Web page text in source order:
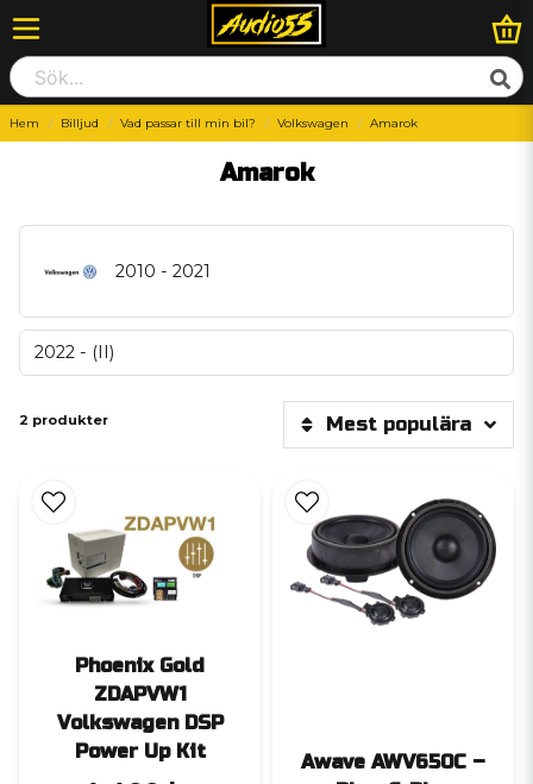
Hem Billjud Vad passar till min bil? Volkswagen Amarok
Amarok
2010 - 2021
2022 - (II)
2 produkter Mest populära
Phoenix Gold
ZDAPVW1
Volkswagen DSP
Power Up Kit
Awave AWV650C –